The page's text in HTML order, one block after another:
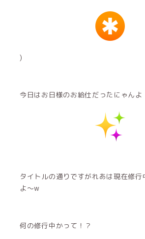
)
今日はお日様のお給仕だったにゃんよ
タイトルの通りですがれあは現在修行
よ〜w
何の修行中かって！？